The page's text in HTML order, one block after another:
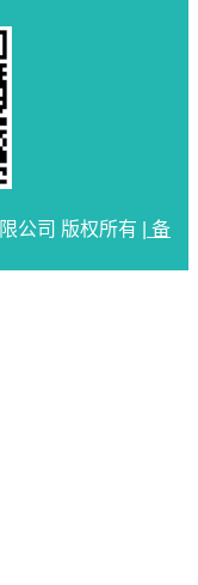
公司 版权所有 |
备